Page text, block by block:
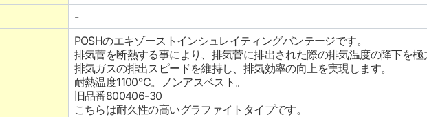
-
POSHのエキゾーストインシュレイティングバンテージです。
排気菅を断熱する事により、排気菅に排出された際の排気温度の降下を極
排気ガスの排出スピードを維持し、排気効率の向上を実現します。
耐熱温度1100℃。ノンアスベスト。
旧品番800406-30
こちらは耐久性の高いグラファイトタイプです。